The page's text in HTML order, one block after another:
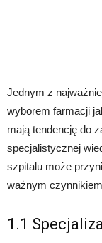
Jednym z
wyborem farmacji
mają tendencję do
specjalistycznej
szpitalu może
ważnym
1.1